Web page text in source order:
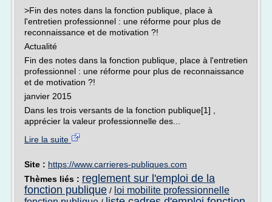
>Fin des notes dans la fonction publique, place à
l'entretien professionnel : une réforme pour plus de
reconnaissance et de motivation ?!
Actualité
Fin des notes dans la fonction publique, place à l'entretien
professionnel : une réforme pour plus de reconnaissance
et de motivation ?!
janvier 2015
Dans les trois versants de la fonction publique[1] ,
apprécier la valeur professionnelle des...
Lire la suite
Site : https://www.carrieres-publiques.com
Thèmes liés : reglement sur l'emploi de la
fonction publique / loi mobilite professionnelle